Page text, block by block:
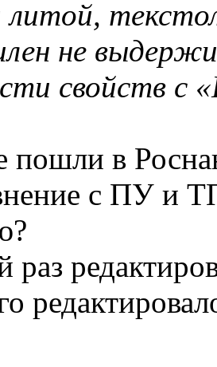
литой,
не
свойств с
пошли в
с ПУ и
раз